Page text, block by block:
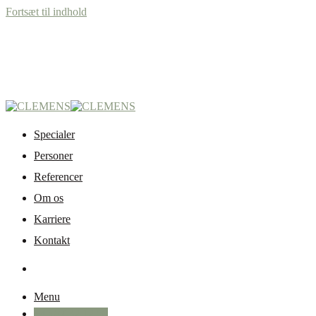
Fortsæt til indhold
Specialer
Personer
Referencer
Om os
Karriere
Kontakt
Menu